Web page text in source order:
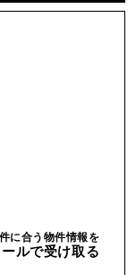
不可。
不要。
に合う物件情報を
ールで受け取る